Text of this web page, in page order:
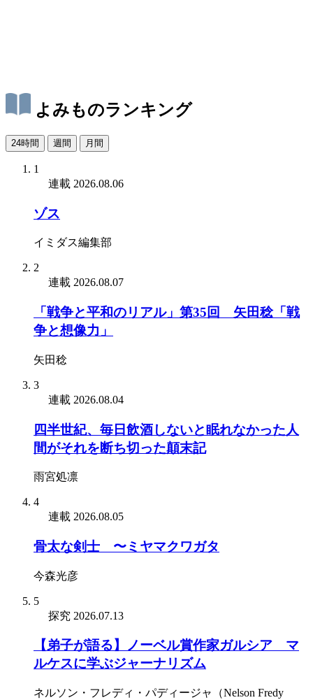
よみものランキング
24時間 週間 月間
1
連載 2026.08.06
ゾス
イミダス編集部
2
連載 2026.08.07
「戦争と平和のリアル」第35回 矢田稔「戦
争と想像力」
矢田稔
3
連載 2026.08.04
四半世紀、毎日飲酒しないと眠れなかった人
間がそれを断ち切った顛末記
雨宮処凛
4
連載 2026.08.05
骨太な剣士 〜ミヤマクワガタ
今森光彦
5
探究 2026.07.13
【弟子が語る】ノーベル賞作家ガルシア゠マ
ルケスに学ぶジャーナリズム
ネルソン・フレディ・パディージャ（Nelson Fredy